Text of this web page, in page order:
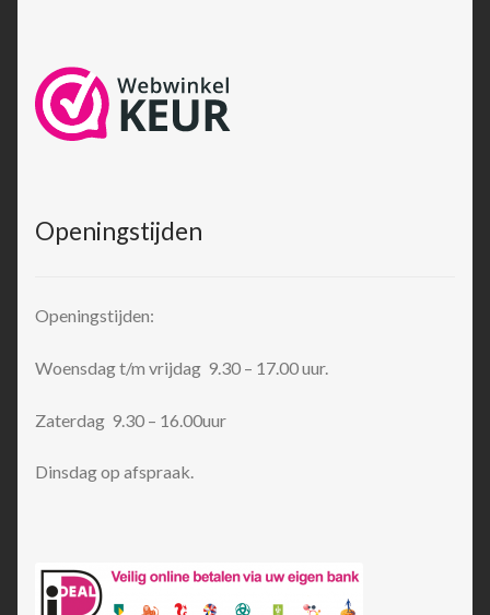
Openingstijden
Openingstijden:
Woensdag t/m vrijdag 9.30 – 17.00 uur.
Zaterdag 9.30 – 16.00uur
Dinsdag op afspraak.